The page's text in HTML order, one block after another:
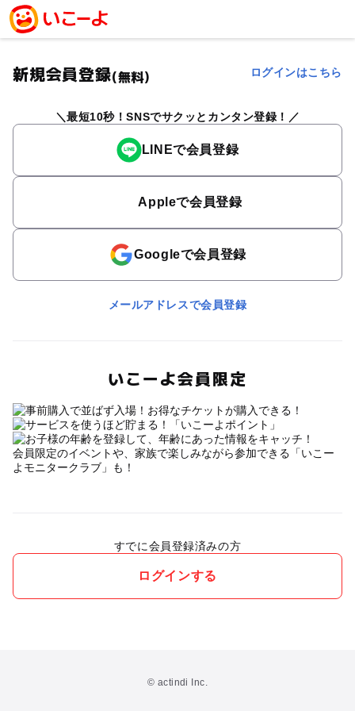
新規会員登録(無料) ログインはこちら
最短10秒！SNSでサクッとカンタン登録！
LINEで会員登録
Appleで会員登録
Googleで会員登録
メールアドレスで会員登録
いこーよ会員限定
会員限定のイベントや、家族で楽しみながら参加できる「いこー
よモニタークラブ」も！
すでに会員登録済みの方
ログインする
© actindi Inc.